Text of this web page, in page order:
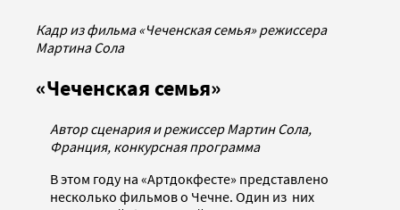
Кадр из фильма «Чеченская семья» режиссера
Мартина Сола
«Чеченская семья»
Автор сценария и режиссер Мартин Сола,
Франция, конкурсная программа
В этом году на «Артдокфесте» представлено
несколько фильмов о Чечне. Один из них